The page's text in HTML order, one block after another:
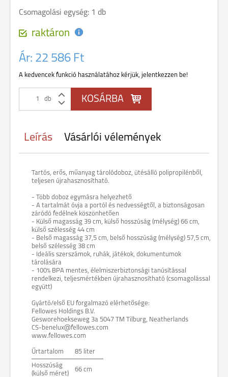
Csomagolási egység: 1 db
raktáron
Ár: 22 586 Ft
A kedvencek funkció használatához kérjük, jelentkezzen be!
db
Leírás Vásárlói vélemények
Tartós, erős, műanyag tárolódoboz, ütésálló polipropilénből,
teljesen újrahasznosítható.
- Több doboz egymásra helyezhető
- A tartalmát óvja a portól és nedvességtől, a biztonságosan
záródó fedélnek köszönhetően
- Külső magasság 39 cm, külső hosszúság (mélység) 66 cm,
külső szélesség 44 cm
- Belső magasság 37,5 cm, belső hosszúság (mélység) 57,5 cm,
belső szélesség 38 cm
- Ideális szerszámok, ruhák, játékok, dokumentumok
tárolására
- 100% BPA mentes, élelmiszerbiztonsági tanúsítással
rendelkezi, teljesmértékben újrahasznosítható (csomagolással
együtt)
Gyártó/első EU forgalmazó elérhetősége:
Fellowes Holdings B.V.
Gesworehoekseweg 3a 5047 TM Tilburg, Neatherlands
CS-benelux@fellowes.com
www.fellowes.com
Űrtartalom 85 liter
Hosszúság
(külső méret)
66 cm